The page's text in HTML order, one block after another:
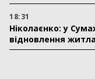
18:31
Ніколаєнко: у
відновлення